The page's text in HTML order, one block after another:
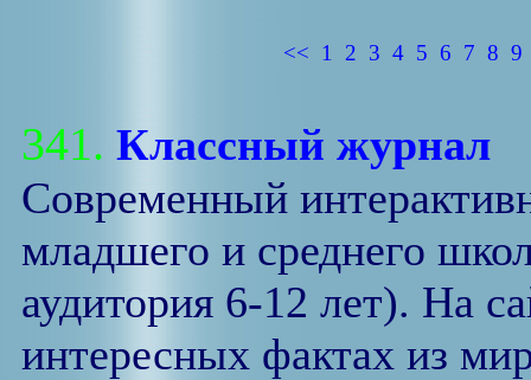
<< 1 2 3 4 5 6 7 8 9
341. Классный журнал
Современный
младшего и среднего
аудитория 6-12 лет). На
интересных фактах из